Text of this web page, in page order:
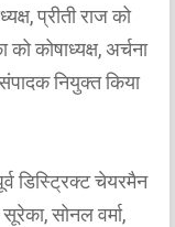
प्रीती राज को
को कोषाध्यक्ष, अर्चना
नियुक्त किया
डिस्ट्रिक्ट चेयरमैन
सूरेका, सोनल वर्मा,